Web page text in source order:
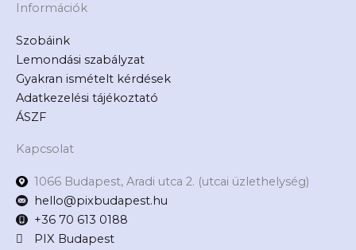
Információk
Szobáink
Lemondási szabályzat
Gyakran ismételt kérdések
Adatkezelési tájékoztató
ÁSZF
Kapcsolat
1066 Budapest, Aradi utca 2. (utcai üzlethelység)
hello@pixbudapest.hu
+36 70 613 0188
PIX Budapest